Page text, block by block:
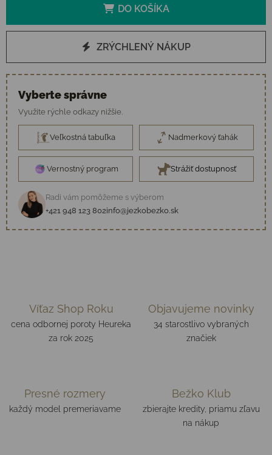
DO KOŠÍKA
ZRÝCHLENÝ NÁKUP
Vyberte správne
Využite rýchle odkazy nižšie.
Veľkostná tabuľka Nadmerkový ťahák
Vernostný program Strážiť dostupnosť
Radi vám pomôžeme s výberom
+421 948 123 802info@jezkobezko.sk
Víťaz Shop Roku
cena odbornej poroty Heureka
za rok 2025
Objavujeme novinky
34 starostlivo vybraných
značiek
Presné rozmery
každý model premeriavame
Bežko Klub
zbierajte kredity, priamu zľavu
na nákup